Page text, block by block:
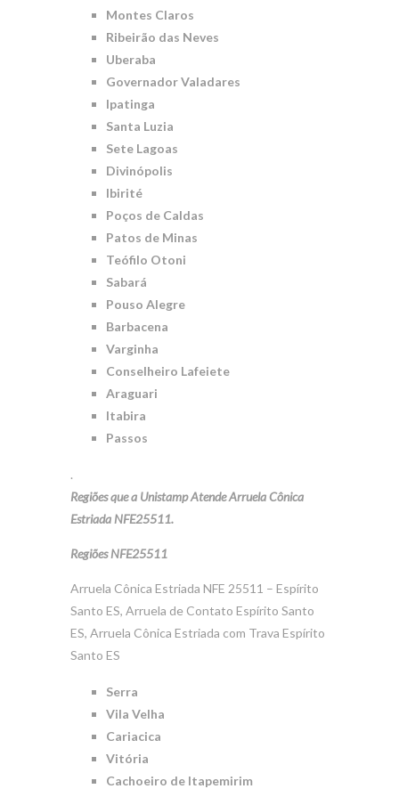
Montes Claros
Ribeirão das Neves
Uberaba
Governador Valadares
Ipatinga
Santa Luzia
Sete Lagoas
Divinópolis
Ibirité
Poços de Caldas
Patos de Minas
Teófilo Otoni
Sabará
Pouso Alegre
Barbacena
Varginha
Conselheiro Lafeiete
Araguari
Itabira
Passos
.
Regiões que a Unistamp Atende Arruela Cônica
Estriada NFE25511.
Regiões NFE25511
Arruela Cônica Estriada NFE 25511 – Espírito
Santo ES, Arruela de Contato Espírito Santo
ES, Arruela Cônica Estriada com Trava Espírito
Santo ES
Serra
Vila Velha
Cariacica
Vitória
Cachoeiro de Itapemirim